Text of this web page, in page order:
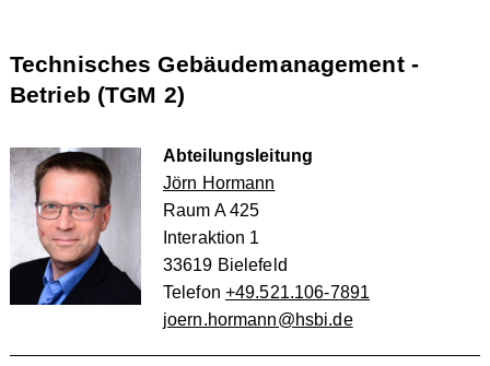
Technisches Gebäudemanagement -
Betrieb (TGM 2)
Abteilungsleitung
Jörn Hormann
Raum A 425
Interaktion 1
33619 Bielefeld
Telefon +49.521.106-7891
joern.hormann@hsbi.de